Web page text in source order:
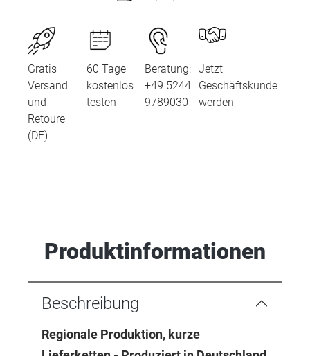
Gratis
Versand
und
Retoure
(DE)
60 Tage
kostenlos
testen
Beratung:
+49 5244
9789030
Jetzt
Geschäftskunde
werden
Produktinformationen
Beschreibung
Regionale Produktion, kurze